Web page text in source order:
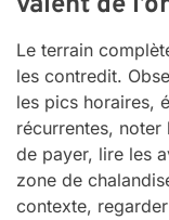
Le terrain
les contredit.
les pics horaires,
récurrentes, noter
de payer, lire les
zone de
contexte,